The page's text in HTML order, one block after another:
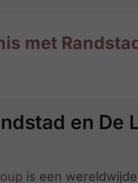
met
en De
is een